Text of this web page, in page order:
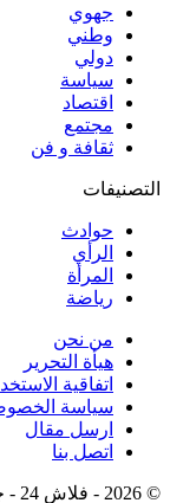
جهوي
وطني
دولي
سياسة
اقتصاد
مجتمع
ثقافة و فن
التصنيفات
حوادث
الرأي
المرأة
رياضة
من نحن
هيأة التحرير
اتفاقية
سياسة
ارسل مقال
اتصل بنا
©